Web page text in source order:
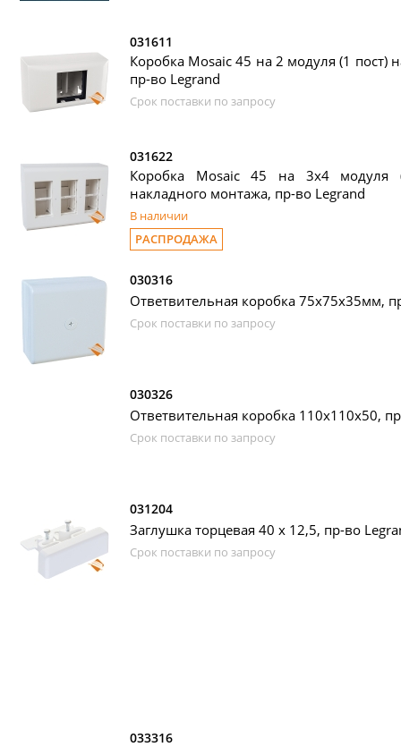
031611
Коробка Mosaic 45 на 2 модуля (1 пост)
пр-во Legrand
Срок поставки по запросу
031622
Коробка Mosaic 45 на 3х4 модуля
накладного монтажа, пр-во Legrand
В наличии
РАСПРОДАЖА
030316
Ответвительная коробка 75х75х35мм,
Срок поставки по запросу
030326
Ответвительная коробка 110х110х50,
Срок поставки по запросу
031204
Заглушка торцевая 40 х 12,5, пр-во
Срок поставки по запросу
033316